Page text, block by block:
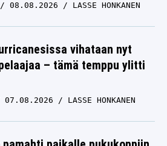
08.08.2026 LASSE HONKANEN
vihataan nyt
– tämä temppu ylitti
07.08.2026 LASSE HONKANEN